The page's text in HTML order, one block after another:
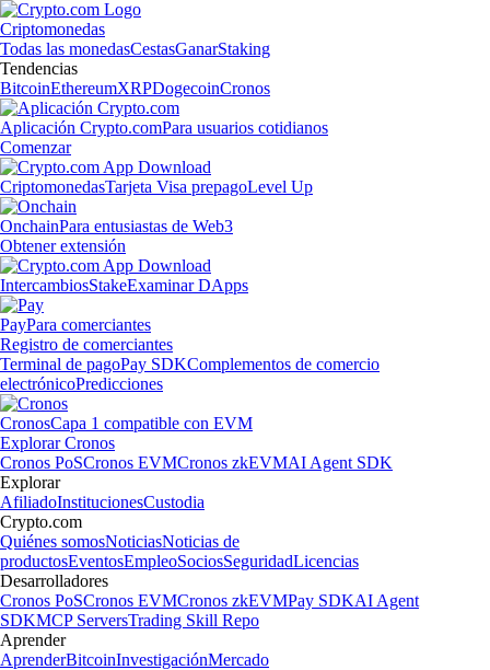
Criptomonedas
Todas las monedasCestasGanarStaking
Tendencias
BitcoinEthereumXRPDogecoinCronos
Aplicación Crypto.comPara usuarios cotidianos
Comenzar
CriptomonedasTarjeta Visa prepagoLevel Up
OnchainPara entusiastas de Web3
Obtener extensión
IntercambiosStakeExaminar DApps
PayPara comerciantes
Registro de comerciantes
Terminal de pagoPay SDKComplementos de comercio
electrónicoPredicciones
CronosCapa 1 compatible con EVM
Explorar Cronos
Cronos PoSCronos EVMCronos zkEVMAI Agent SDK
Explorar
AfiliadoInstitucionesCustodia
Crypto.com
Quiénes somosNoticiasNoticias de
productosEventosEmpleoSociosSeguridadLicencias
Desarrolladores
Cronos PoSCronos EVMCronos zkEVMPay SDKAI Agent
SDKMCP ServersTrading Skill Repo
Aprender
AprenderBitcoinInvestigaciónMercado